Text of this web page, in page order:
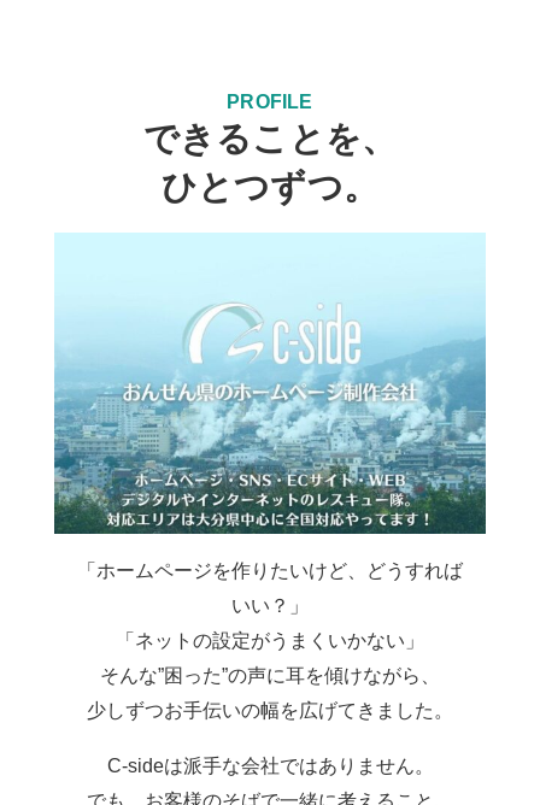
PROFILE
できることを、
ひとつずつ。
「ホームページを作りたいけど、どうすれば
いい？」
「ネットの設定がうまくいかない」
そんな”困った”の声に耳を傾けながら、
少しずつお手伝いの幅を広げてきました。
C-sideは派手な会社ではありません。
でも、お客様のそばで一緒に考えること、